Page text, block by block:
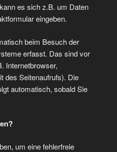
es sich z.B. um Daten
eingeben.
beim Besuch der
erfasst. Das sind vor
Internetbrowser,
des Seitenaufrufs). Die
automatisch, sobald Sie
um eine fehlerfreie